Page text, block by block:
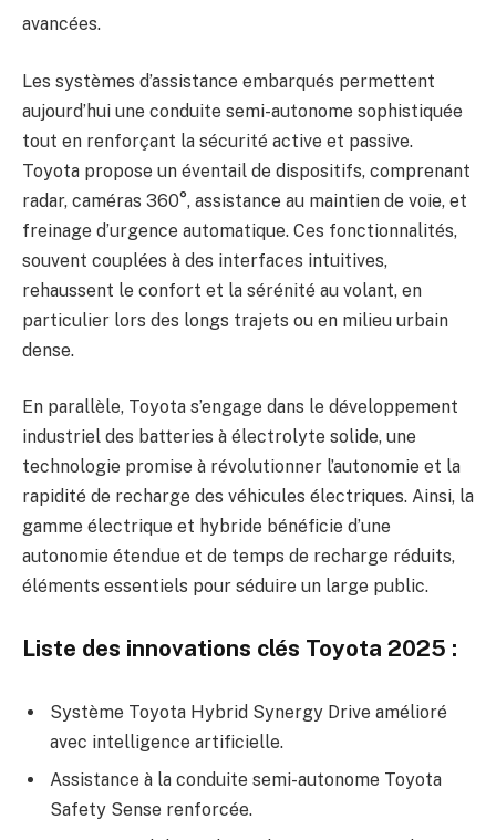
avancées.
Les systèmes d’assistance embarqués permettent
aujourd’hui une conduite semi-autonome sophistiquée
tout en renforçant la sécurité active et passive.
Toyota propose un éventail de dispositifs, comprenant
radar, caméras 360°, assistance au maintien de voie, et
freinage d’urgence automatique. Ces fonctionnalités,
souvent couplées à des interfaces intuitives,
rehaussent le confort et la sérénité au volant, en
particulier lors des longs trajets ou en milieu urbain
dense.
En parallèle, Toyota s’engage dans le développement
industriel des batteries à électrolyte solide, une
technologie promise à révolutionner l’autonomie et la
rapidité de recharge des véhicules électriques. Ainsi, la
gamme électrique et hybride bénéficie d’une
autonomie étendue et de temps de recharge réduits,
éléments essentiels pour séduire un large public.
Liste des innovations clés Toyota 2025 :
Système Toyota Hybrid Synergy Drive amélioré
avec intelligence artificielle.
Assistance à la conduite semi-autonome Toyota
Safety Sense renforcée.